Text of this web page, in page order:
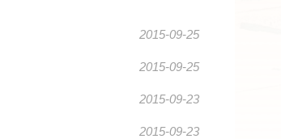
2015-09-25
2015-09-25
2015-09-23
2015-09-23